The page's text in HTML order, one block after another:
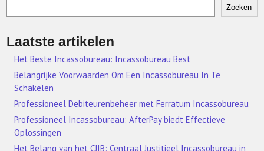
Zoeken
Laatste artikelen
Het Beste Incassobureau: Incassobureau Best
Belangrijke Voorwaarden Om Een Incassobureau In Te
Schakelen
Professioneel Debiteurenbeheer met Ferratum Incassobureau
Professioneel Incassobureau: AfterPay biedt Effectieve
Oplossingen
Het Belang van het CJIB: Centraal Justitieel Incassobureau in